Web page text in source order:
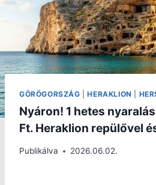
GÖRÖGORSZÁG |HERAKLION
Nyáron! 1 hetes
Ft. Heraklion repülővel
Publikálva 2026.06.02.